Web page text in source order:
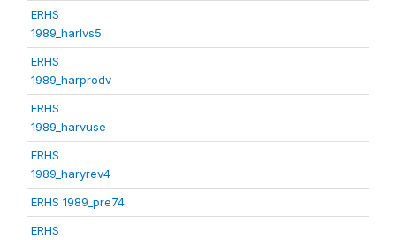
ERHS
1989_harlvs5
ERHS
1989_harprodv
ERHS
1989_harvuse
ERHS
1989_haryrev4
ERHS 1989_pre74
ERHS